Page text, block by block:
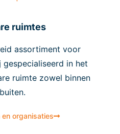
ruimtes
assortiment voor
in het
ruimte zowel binnen
organisaties